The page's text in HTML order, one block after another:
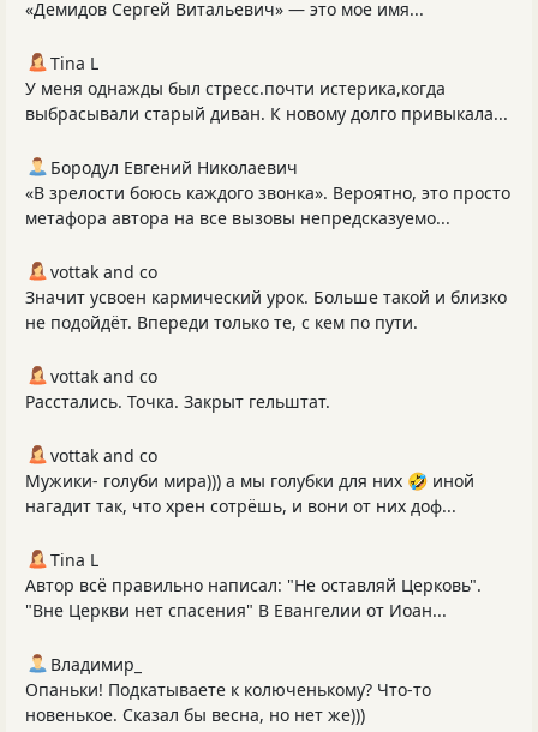
«Демидов Сергей Витальевич» — это мое имя...
Tina L
У меня однажды был стресс.почти истерика,когда
выбрасывали старый диван. К новому долго привыкала...
Бородул Евгений Николаевич
«В зрелости боюсь каждого звонка». Вероятно, это просто
метафора автора на все вызовы непредсказуемо...
vottak and co
Значит усвоен кармический урок. Больше такой и близко
не подойдёт. Впереди только те, с кем по пути.
vottak and co
Расстались. Точка. Закрыт гельштат.
vottak and co
Мужики- голуби мира))) а мы голубки для них 🤣 иной
нагадит так, что хрен сотрёшь, и вони от них доф...
Tina L
Автор всё правильно написал: "Не оставляй Церковь".
"Вне Церкви нет спасения" В Евангелии от Иоан...
Владимир_
Опаньки! Подкатываете к колюченькому? Что-то
новенькое. Сказал бы весна, но нет же)))